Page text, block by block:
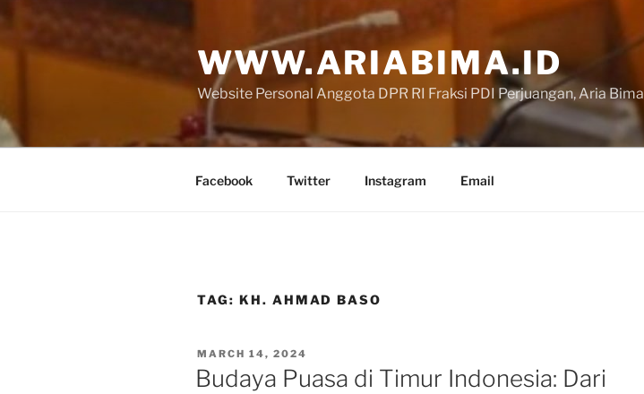
content
WWW.ARIABIMA.ID
Website Personal Anggota DPR RI Fraksi PDI Perjuangan, Aria Bima
Facebook Twitter Instagram Email
TAG: KH. AHMAD BASO
POSTED
ON
MARCH 14, 2024
Budaya Puasa di Timur Indonesia: Dari